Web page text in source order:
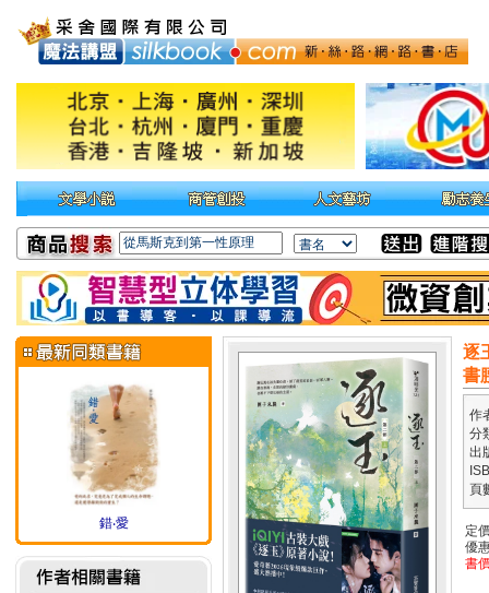
錯‧愛
逐
書
作
分
出
頁
定
優
書